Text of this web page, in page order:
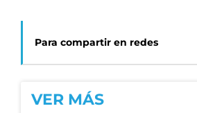
Para compartir en redes
VER MÁS